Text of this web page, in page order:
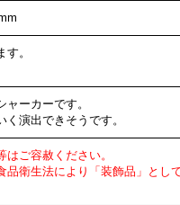
。
ーカーです。
演出できそうです。
ご容赦ください。
衛生法により「装飾品」とし